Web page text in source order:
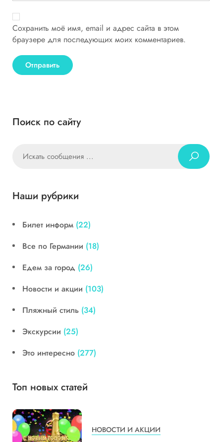
Сохранить моё имя, email и адрес сайта в этом
браузере для последующих моих комментариев.
Поиск по сайту
Наши рубрики
Билет информ (22)
Все по Германии (18)
Едем за город (26)
Новости и акции (103)
Пляжный стиль (34)
Экскурсии (25)
Это интересно (277)
Топ новых статей
НОВОСТИ И АКЦИИ